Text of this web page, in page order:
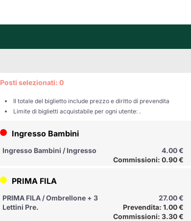
Posti selezionati: 0
Il totale del biglietto include prezzo e diritto di prevendita
Limite di biglietti acquistabile per ogni utente: .
Ingresso Bambini
Ingresso Bambini / Ingresso
4.00 €
Commissioni: 0.90 €
PRIMA FILA
PRIMA FILA / Ombrellone + 3
Lettini Pre.
27.00 €
Prevendita: 1.00 €
Commissioni: 3.30 €